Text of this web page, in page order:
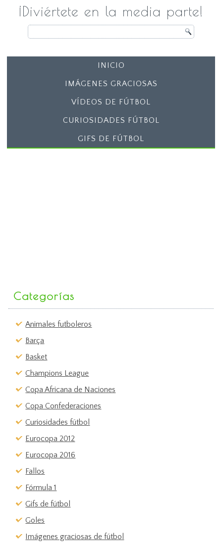
¡Diviértete en la media parte!
INICIO
IMÁGENES GRACIOSAS
VÍDEOS DE FÚTBOL
CURIOSIDADES FÚTBOL
GIFS DE FÚTBOL
Categorías
Animales futboleros
Barça
Basket
Champions League
Copa Africana de Naciones
Copa Confederaciones
Curiosidades fútbol
Eurocopa 2012
Eurocopa 2016
Fallos
Fórmula 1
Gifs de fútbol
Goles
Imágenes graciosas de fútbol